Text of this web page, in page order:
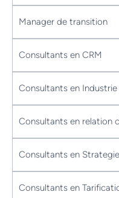
Manager de transition
Consultants en CRM
Consultants en Industrie
Consultants en relation
Consultants en Strategie
Consultants en